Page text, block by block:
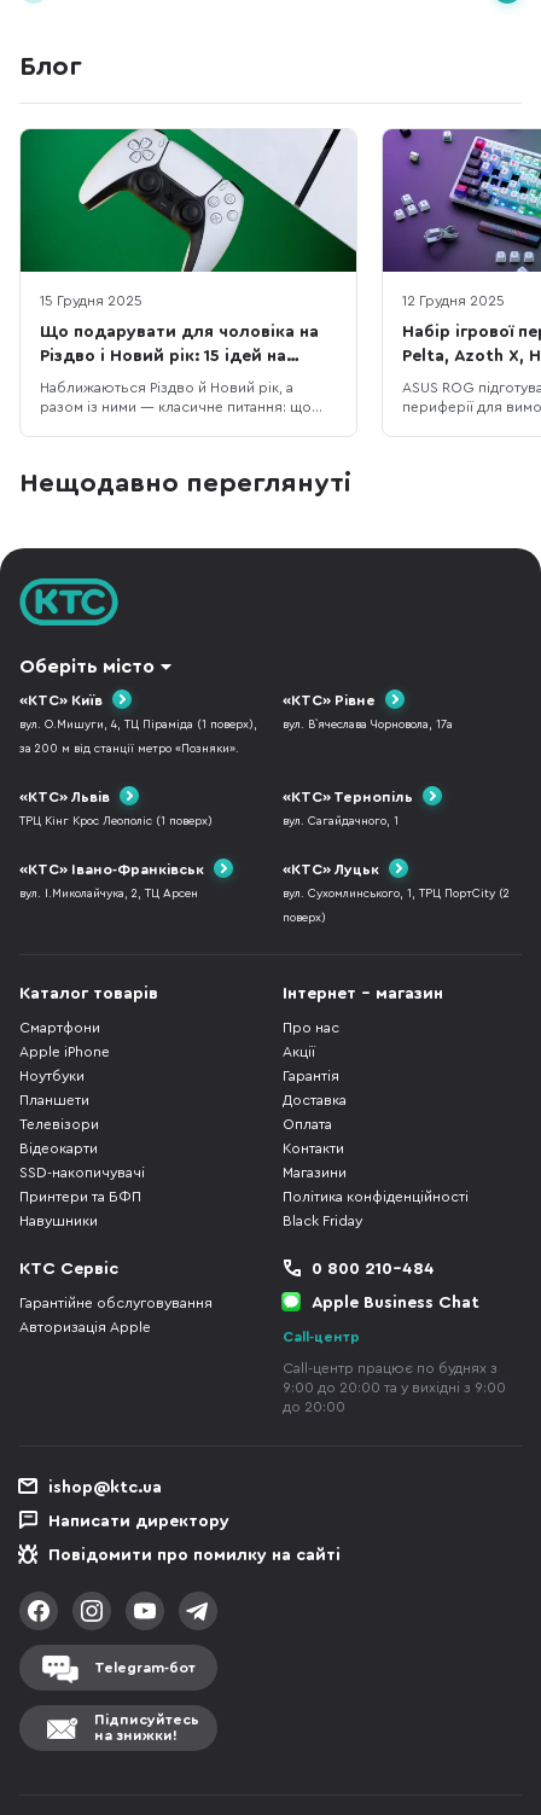
Блог
15 Грудня 2025
Що подарувати для чоловіка на
Різдво і Новий рік: 15 ідей на
будь-який бюджет
Наближаються Різдво й Новий рік, а
разом із ними — класичне питання: що
життя: для геймера, офісного працівника,
12 Грудня 2025
Набір ігрової
Pelta, Azoth X,
Sheath II XXL
ASUS ROG
периферії для
Нещодавно переглянуті
Оберіть місто
«КТС» Київ
вул. О.Мишуги, 4, ТЦ Піраміда (1 поверх),
за 200 м від станції метро «Позняки».
«КТС» Рівне
вул. В`ячеслава Чорновола, 17а
«КТС» Львів
ТРЦ Кінг Крос Леополіс (1 поверх)
«КТС» Тернопіль
вул. Сагайдачного, 1
«КТС» Івано-Франківськ
вул. І.Миколайчука, 2, ТЦ Арсен
«КТС» Луцьк
вул. Сухомлинського, 1, ТРЦ ПортCity (2
поверх)
Каталог товарів
Смартфони
Apple iPhone
Ноутбуки
Планшети
Телевізори
Відеокарти
SSD-накопичувачі
Принтери та БФП
Навушники
Інтернет - магазин
Про нас
Акції
Гарантія
Доставка
Оплата
Контакти
Магазини
Політика конфіденційності
Black Friday
КТС Сервіс
Гарантійне обслуговування
Авторизація Apple
0 800 210-484
Apple Business Chat
Call-центр
Call-центр працює по буднях з
9:00 до 20:00 та у вихідні з 9:00
до 20:00
ishop@ktc.ua
Написати директору
Повідомити про помилку на сайті
Telegram-бот
Підписуйтесь
на знижки!